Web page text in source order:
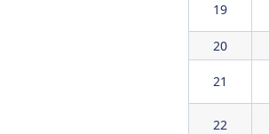
19
20
21
22